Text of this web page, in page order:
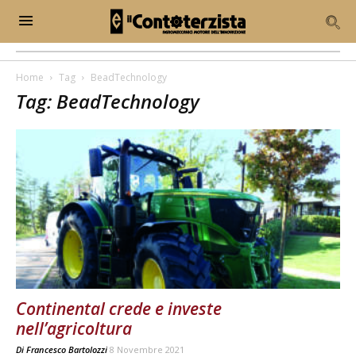
Home Tag BeadTechnology
Tag: BeadTechnology
Continental crede e investe
nell’agricoltura
Di Francesco Bartolozzi 8 Novembre 2021